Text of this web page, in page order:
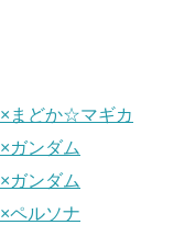
まどか☆マギカ
ガンダム
ガンダム
ペルソナ